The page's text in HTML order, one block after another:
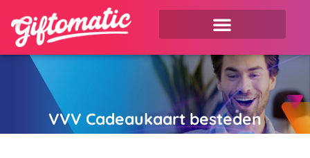
VVV Cadeaukaart besteden